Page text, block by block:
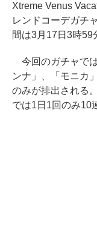
Xtreme Venus
レンドコーデガチ
間は3月17日3時59
今回のガチャで
ンナ」、「モニカ
のみが排出される
では1日1回のみ10